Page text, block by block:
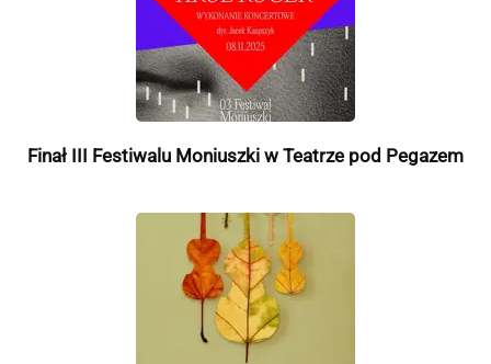
Finał III Festiwalu Moniuszki w Teatrze pod Pegazem